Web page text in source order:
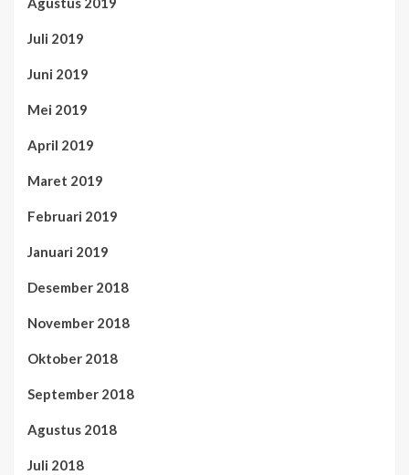
Juli 2019
Juni 2019
Mei 2019
April 2019
Maret 2019
Februari 2019
Januari 2019
Desember 2018
November 2018
Oktober 2018
September 2018
Agustus 2018
Juli 2018